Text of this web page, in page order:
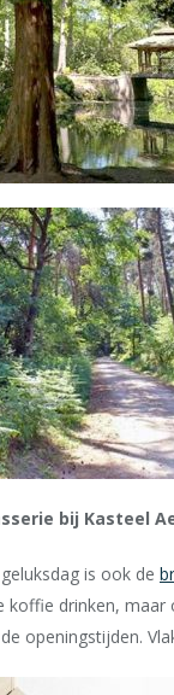
bij Kasteel
is ook de
koffie drinken,
openingstijden.